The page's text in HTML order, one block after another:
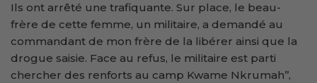
Ils ont arrêté une trafiquante. Sur place, le beau-
frère de cette femme, un militaire, a demandé au
commandant de mon frère de la libérer ainsi que la
drogue saisie. Face au refus, le militaire est parti
chercher des renforts au camp Kwame Nkrumah’’,